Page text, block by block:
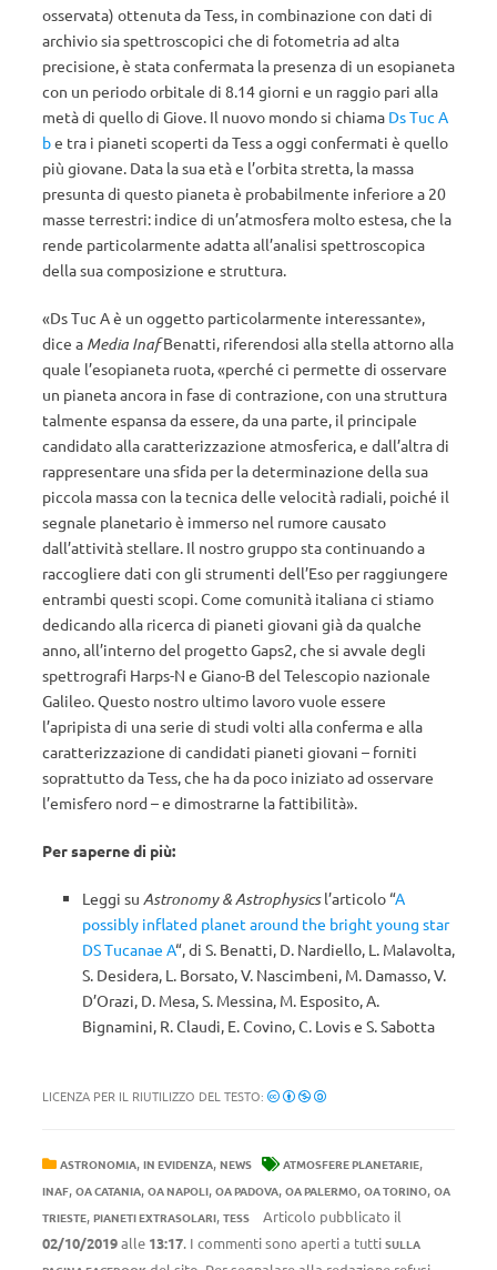
osservata) ottenuta da Tess, in combinazione con dati di
archivio sia spettroscopici che di fotometria ad alta
precisione, è stata confermata la presenza di un esopianeta
con un periodo orbitale di 8.14 giorni e un raggio pari alla
metà di quello di Giove. Il nuovo mondo si chiama Ds Tuc A
be tra i pianeti scoperti da Tess a oggi confermati è quello
più giovane. Data la sua età e l’orbita stretta, la massa
presunta di questo pianeta è probabilmente inferiore a 20
masse terrestri: indice di un’atmosfera molto estesa, che la
rende particolarmente adatta all’analisi spettroscopica
della sua composizione e struttura.
«Ds Tuc A è un oggetto particolarmente interessante»,
dice a Media InafBenatti, riferendosi alla stella attorno alla
quale l’esopianeta ruota, «perché ci permette di osservare
un pianeta ancora in fase di contrazione, con una struttura
talmente espansa da essere, da una parte, il principale
candidato alla caratterizzazione atmosferica, e dall’altra di
rappresentare una sfida per la determinazione della sua
piccola massa con la tecnica delle velocità radiali, poiché il
segnale planetario è immerso nel rumore causato
dall’attività stellare. Il nostro gruppo sta continuando a
raccogliere dati con gli strumenti dell’Eso per raggiungere
entrambi questi scopi. Come comunità italiana ci stiamo
dedicando alla ricerca di pianeti giovani già da qualche
anno, all’interno del progetto Gaps2, che si avvale degli
spettrografi Harps-N e Giano-B del Telescopio nazionale
Galileo. Questo nostro ultimo lavoro vuole essere
l’apripista di una serie di studi volti alla conferma e alla
caratterizzazione di candidati pianeti giovani – forniti
soprattutto da Tess, che ha da poco iniziato ad osservare
l’emisfero nord – e dimostrarne la fattibilità».
Per saperne di più:
Leggi su Astronomy & Astrophysicsl’articolo “A
possibly inflated planet around the bright young star
DS Tucanae A“, di S. Benatti, D. Nardiello, L. Malavolta,
S. Desidera, L. Borsato, V. Nascimbeni, M. Damasso, V.
D’Orazi, D. Mesa, S. Messina, M. Esposito, A.
Bignamini, R. Claudi, E. Covino, C. Lovis e S. Sabotta
LICENZA PER IL RIUTILIZZO DEL TESTO:
ASTRONOMIA, IN EVIDENZA, NEWS ATMOSFERE PLANETARIE,
INAF, OA CATANIA, OA NAPOLI, OA PADOVA, OA PALERMO, OA TORINO, OA
TRIESTE, PIANETI EXTRASOLARI, TESS
Articolo pubblicato il
02/10/2019alle 13:17. I commenti sono aperti a tutti SULLA